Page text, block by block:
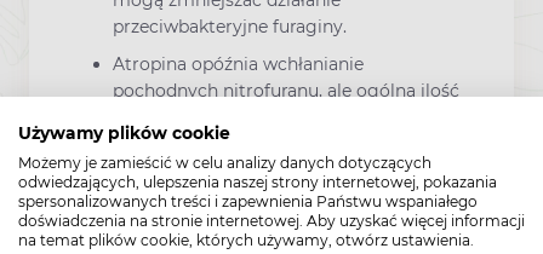
Używamy plików cookie
Możemy je zamieścić w celu analizy danych dotyczących
odwiedzających, ulepszenia naszej strony internetowej, pokazania
spersonalizowanych treści i zapewnienia Państwu wspaniałego
doświadczenia na stronie internetowej. Aby uzyskać więcej informacji
na temat plików cookie, których używamy, otwórz ustawienia.
przeciwbakteryjne furaginy.
Atropina opóźnia wchłanianie
pochodnych nitrofuranu, ale ogólna ilość
Jednoczesne przyjmowanie witamin z
grupy B zwiększa wchłanianie
pochodnych nitrofuranu.
Podczas podawania pochodnych